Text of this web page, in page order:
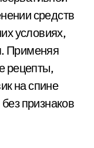
средств
условиях,
Применяя
рецепты,
на спине
признаков